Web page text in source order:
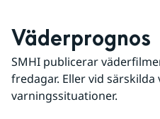
Väderprognos
SMHI publicerar
fredagar. Eller vid särskilda
varningssituationer.